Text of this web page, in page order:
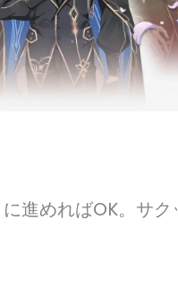
進めればOK。サク